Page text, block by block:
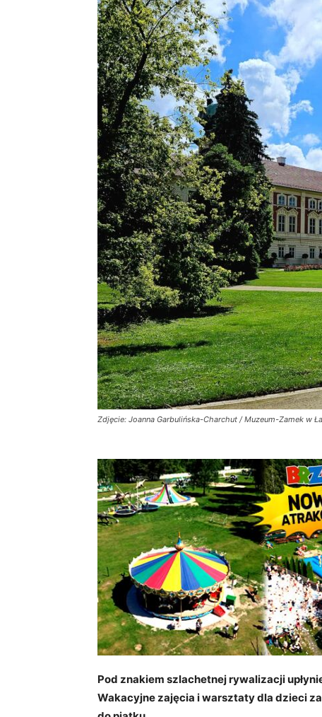
Zdjęcie: Joanna Garbulińska-Charchut / Muzeum-Zamek w
Pod znakiem szlachetnej rywalizacji
Wakacyjne zajęcia i warsztaty dla dzieci